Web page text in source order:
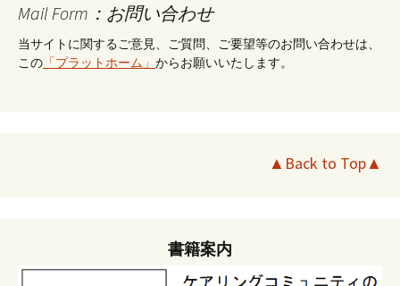
Mail Form：お問い合わせ
当サイトに関するご意見、ご質問、ご要望等のお問い合わせは、
この 「プラットホーム」 からお願いいたします。
▲Back to Top▲
書籍案内